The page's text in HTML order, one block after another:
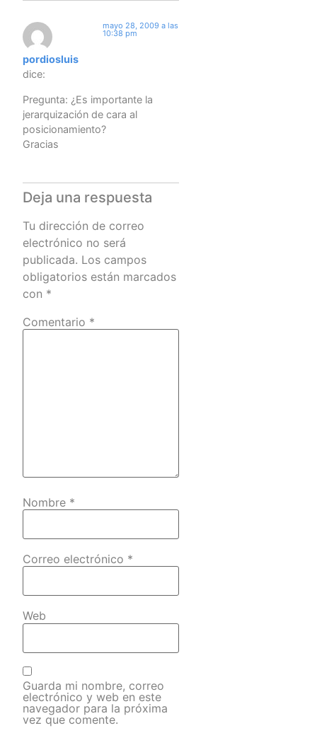
pordiosluis
dice:
mayo 28, 2009 a las
10:38 pm
Pregunta: ¿Es importante la
jerarquización de cara al
posicionamiento?
Gracias
Deja una respuesta
Tu dirección de correo
electrónico no será
publicada. Los campos
obligatorios están marcados
con *
Comentario *
Nombre *
Correo electrónico *
Web
Guarda mi nombre, correo
electrónico y web en este
navegador para la próxima
vez que comente.